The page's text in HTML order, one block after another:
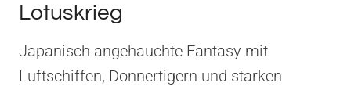
Lotuskrieg
Japanisch angehauchte Fantasy mit
Luftschiffen, Donnertigern und starken